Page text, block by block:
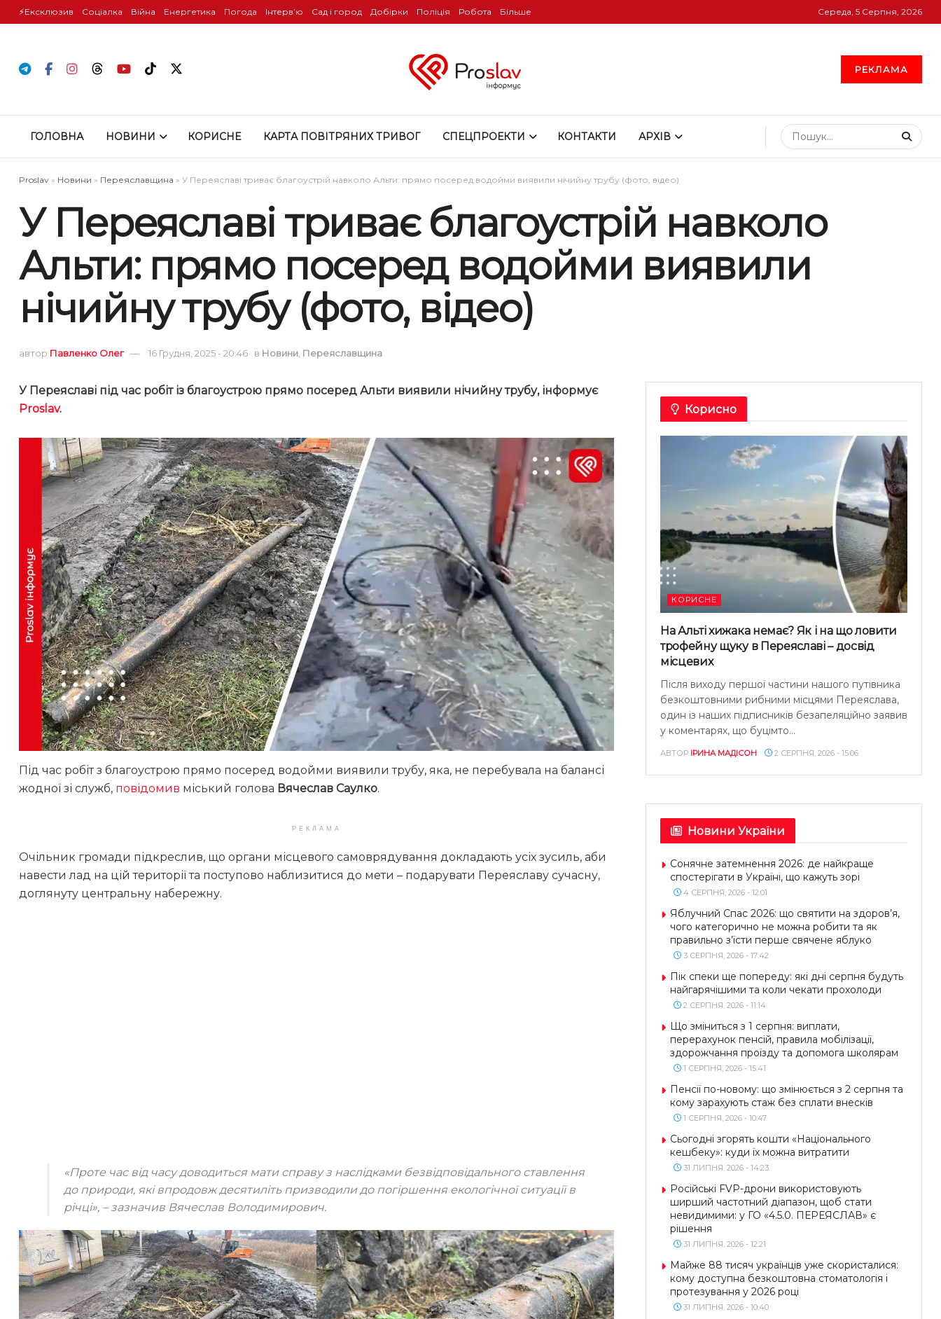
⚡️Ексклюзив Соціалка Війна Енергетика Погода Інтервʼю Сад і город Добірки Поліція Робота Більше Середа, 5 Серпня, 2026
РЕКЛАМА
ГОЛОВНА НОВИНИ КОРИСНЕ КАРТА ПОВІТРЯНИХ ТРИВОГ СПЕЦПРОЕКТИ КОНТАКТИ АРХІВ
Proslav » Новини » Переяславщина » У Переяславі триває благоустрій навколо Альти: прямо посеред водойми виявили нічийну трубу (фото, відео)
У Переяславі триває благоустрій навколо
Альти: прямо посеред водойми виявили
нічийну трубу (фото, відео)
автор Павленко Олег 16 Грудня, 2025 - 20:46 в Новини, Переяславщина
У Переяславі під час робіт із благоустрою прямо посеред Альти виявили нічийну трубу, інформує
Proslav.
Під час робіт з благоустрою прямо посеред водойми виявили трубу, яка, не перебувала на балансі
жодної зі служб, повідомив міський голова Вячеслав Саулко.
РЕКЛАМА
Очільник громади підкреслив, що органи місцевого самоврядування докладають усіх зусиль, аби
навести лад на цій території та поступово наблизитися до мети – подарувати Переяславу сучасну,
доглянуту центральну набережну.
«Проте час від часу доводиться мати справу з наслідками безвідповідального ставлення
до природи, які впродовж десятиліть призводили до погіршення екологічної ситуації в
річці», – зазначив Вячеслав Володимирович.
Корисно
КОРИСНЕ
На Альті хижака немає? Як і на що ловити
трофейну щуку в Переяславі – досвід
місцевих
Після виходу першої частини нашого путівника
безкоштовними рибними місцями Переяслава,
один із наших підписників безапеляційно заявив
у коментарях, що буцімто...
АВТОР ІРИНА МАДІСОН 2 СЕРПНЯ, 2026 - 15:06
Новини України
Сонячне затемнення 2026: де найкраще
спостерігати в Україні, що кажуть зорі
4 СЕРПНЯ, 2026 - 12:01
Яблучний Спас 2026: що святити на здоров’я,
чого категорично не можна робити та як
правильно з’їсти перше свячене яблуко
3 СЕРПНЯ, 2026 - 17:42
Пік спеки ще попереду: які дні серпня будуть
найгарячішими та коли чекати прохолоди
2 СЕРПНЯ, 2026 - 11:14
Що зміниться з 1 серпня: виплати,
перерахунок пенсій, правила мобілізації,
здорожчання проїзду та допомога школярам
1 СЕРПНЯ, 2026 - 15:41
Пенсії по-новому: що змінюється з 2 серпня та
кому зарахують стаж без сплати внесків
1 СЕРПНЯ, 2026 - 10:47
Сьогодні згорять кошти «Національного
кешбеку»: куди їх можна витратити
31 ЛИПНЯ, 2026 - 14:23
Російські FVP-дрони використовують
ширший частотний діапазон, щоб стати
невидимими: у ГО «4.5.0. ПЕРЕЯСЛАВ» є
рішення
31 ЛИПНЯ, 2026 - 12:21
Майже 88 тисяч українців уже скористалися:
кому доступна безкоштовна стоматологія і
протезування у 2026 році
31 ЛИПНЯ, 2026 - 10:40